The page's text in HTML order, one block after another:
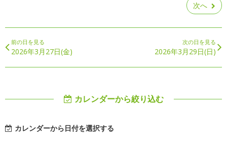
次へ
前の日を見る
2026年3月27日(金)
次の日を見る
2026年3月29日(日)
カレンダーから絞り込む
カレンダーから日付を選択する